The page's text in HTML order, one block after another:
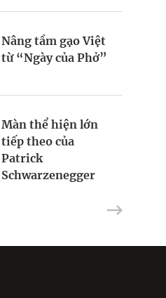
Nâng tầm gạo Việt
từ “Ngày của Phở”
Màn thể hiện lớn
tiếp theo của
Patrick
Schwarzenegger
Trump
Riot Studios làm
Việt Nam
Hiểu đúng gen Z